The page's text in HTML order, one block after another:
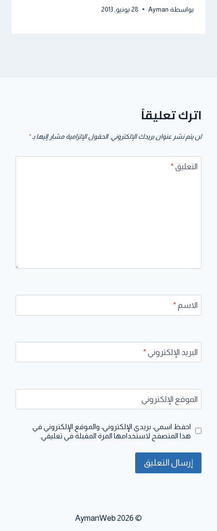
بواسطة Ayman 28 يونيو, 2013
اترك تعليقاً
لن يتم نشر عنوان بريدك الإلكتروني. الحقول الإلزامية مشار إليها بـ*
التعليق *
الاسم *
البريد الإلكتروني *
الموقع الإلكتروني
احفظ اسمي، بريدي الإلكتروني، والموقع الإلكتروني في
هذا المتصفح لاستخدامها المرة المقبلة في تعليقي.
© 2026 AymanWeb